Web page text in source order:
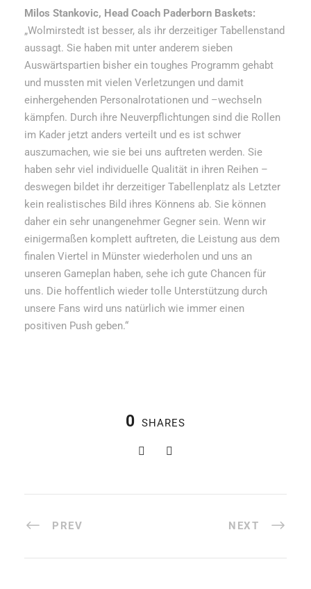
Milos Stankovic, Head Coach Paderborn Baskets:
„Wolmirstedt ist besser, als ihr derzeitiger Tabellenstand
aussagt. Sie haben mit unter anderem sieben
Auswärtspartien bisher ein toughes Programm gehabt
und mussten mit vielen Verletzungen und damit
einhergehenden Personalrotationen und –wechseln
kämpfen. Durch ihre Neuverpflichtungen sind die Rollen
im Kader jetzt anders verteilt und es ist schwer
auszumachen, wie sie bei uns auftreten werden. Sie
haben sehr viel individuelle Qualität in ihren Reihen –
deswegen bildet ihr derzeitiger Tabellenplatz als Letzter
kein realistisches Bild ihres Könnens ab. Sie können
daher ein sehr unangenehmer Gegner sein. Wenn wir
einigermaßen komplett auftreten, die Leistung aus dem
finalen Viertel in Münster wiederholen und uns an
unseren Gameplan haben, sehe ich gute Chancen für
uns. Die hoffentlich wieder tolle Unterstützung durch
unsere Fans wird uns natürlich wie immer einen
positiven Push geben.“
0 SHARES
PREV NEXT